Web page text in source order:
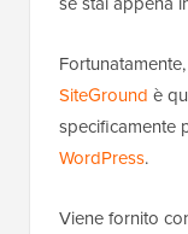
Fortunatamente,
SiteGround è
specificamente
WordPress.
Viene fornito